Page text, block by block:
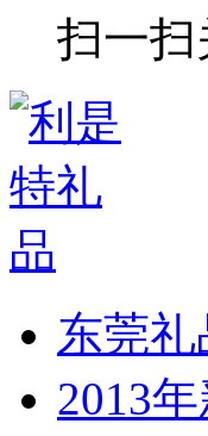
扫一扫
东莞
2013